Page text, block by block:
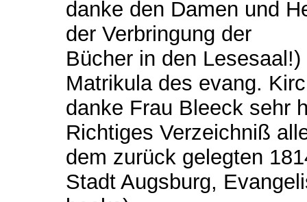
danke den Damen und
der Verbringung der
Bücher in den Lesesaal!)
Matrikula des evang.
danke Frau Bleeck sehr
Richtiges Verzeichniß
dem zurück gelegten
Stadt Augsburg,